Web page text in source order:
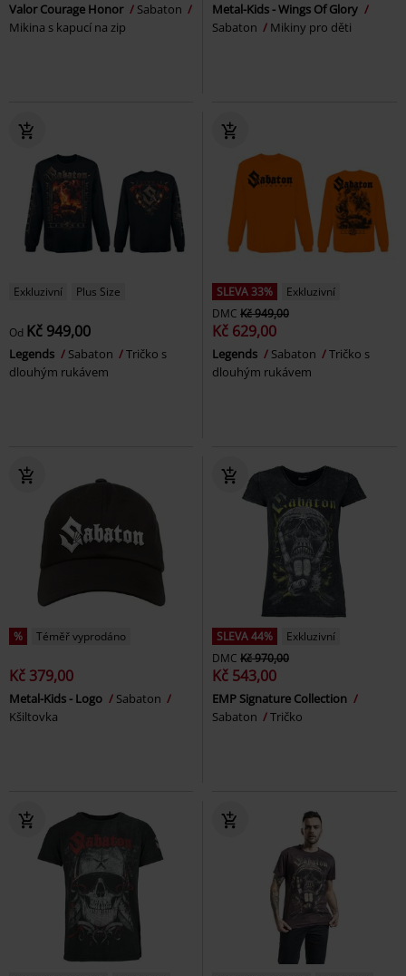
Valor Courage Honor
Sabaton
Mikina s kapucí na zip
Metal-Kids - Wings Of Glory
Sabaton
Mikiny pro děti
Exkluzivní Plus Size
Od Kč 949,00
Legends Sabaton
Tričko s
dlouhým rukávem
SLEVA 33%
Exkluzivní
DMC Kč 949,00
Kč 629,00
Legends Sabaton
Tričko s
dlouhým rukávem
% Téměř vyprodáno
Kč 379,00
Metal-Kids - Logo
Sabaton
Kšiltovka
SLEVA 44%
Exkluzivní
DMC Kč 970,00
Kč 543,00
EMP Signature Collection
Sabaton
Tričko